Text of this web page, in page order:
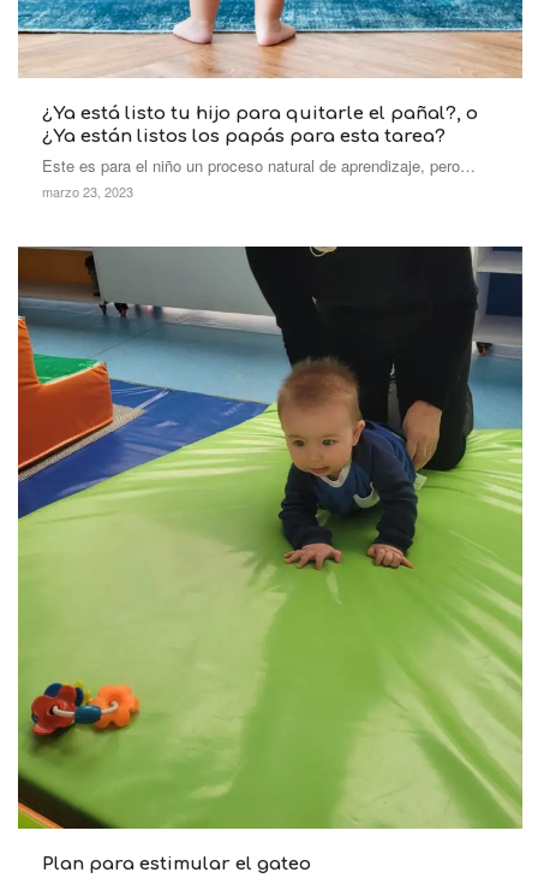
¿Ya está listo tu hijo para quitarle el pañal?, o
¿Ya están listos los papás para esta tarea?
Este es para el niño un proceso natural de aprendizaje, pero…
marzo 23, 2023
Plan para estimular el gateo